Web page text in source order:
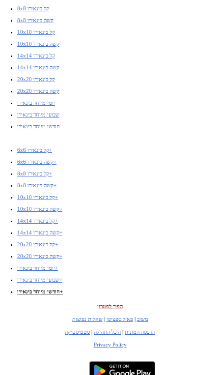
8x8 קל בינאירו
8x8 קשה בינאירו
10x10 קל בינאירו
10x10 קשה בינאירו
14x14 קל בינאירו
14x14 קשה בינאירו
20x20 קל בינאירו
20x20 קשה בינאירו
יומי מיוחד בינאירו
שבועי מיוחד בינאירו
חודשי מיוחד בינאירו
6x6 קל בינאירו+
6x6 קשה בינאירו+
8x8 קל בינאירו+
8x8 קשה בינאירו+
10x10 קל בינאירו+
10x10 קשה בינאירו+
14x14 קל בינאירו+
14x14 קשה בינאירו+
20x20 קל בינאירו+
20x20 קשה בינאירו+
יומי מיוחד בינאירו+
שבועי מיוחד בינאירו+
חודשי מיוחד בינאירו+
הפוך לפטרון
משוב |פאזל ספציפי |שאלות נפוצות
הדפסה המונית | היכל התהילה | סטטיסטיקה
Privacy Policy